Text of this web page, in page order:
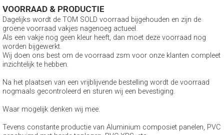
VOORRAAD & PRODUCTIE
Dagelijks wordt de TOM SOLD voorraad bijgehouden en zijn de
groene voorraad vakjes nagenoeg actueel.
Als een vakje nog geen kleur heeft, dan moet deze voorraad nog
worden bijgewerkt.
Wij doen ons best om de voorraad zsm voor onze klanten compleet
inzichtelijk te hebben.
Na het plaatsen van een vrijblijvende bestelling wordt de voorraad
nogmaals gecontroleerd en sturen wij een bevestiging.
Waar mogelijk denken wij mee.
Tevens constante productie van Aluminium composiet panelen, PVC